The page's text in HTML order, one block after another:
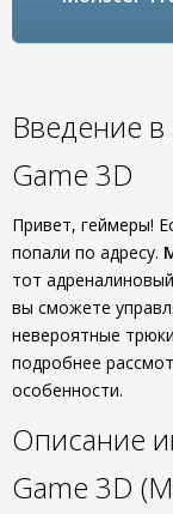
Введение в
Game 3D
Привет, геймеры!
попали по адресу.
тот
вы сможете
невероятные
подробнее
особенности.
Описание
Game 3D